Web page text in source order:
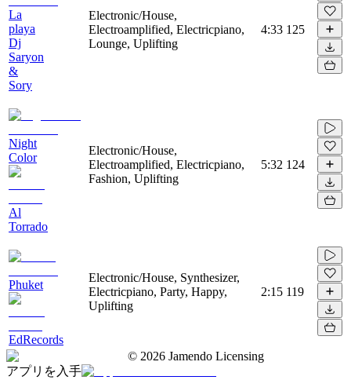
La
playa
Dj
Saryon
&
Sory
Electronic/House,
Electroamplified, Electricpiano,
Lounge, Uplifting
4:33 125
Night
Color
Al
Torrado
Electronic/House,
Electroamplified, Electricpiano,
Fashion, Uplifting
5:32 124
Phuket
EdRecords
Electronic/House, Synthesizer,
Electricpiano, Party, Happy,
Uplifting
2:15 119
© 2026 Jamendo Licensing
アプリを入手